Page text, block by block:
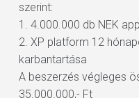
szerint:
1. 4.000.000 db NEK
2. XP platform 12
karbantartása
A beszerzés végleges
35.000.000,- Ft